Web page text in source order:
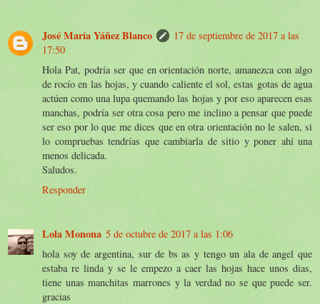
José María Yáñez Blanco
17 de septiembre de 2017 a las
17:50
Hola Pat, podría ser que en orientación norte, amanezca con algo
de rocío en las hojas, y cuando caliente el sol, estas gotas de agua
actúen como una lupa quemando las hojas y por eso aparecen esas
manchas, podría ser otra cosa pero me inclino a pensar que puede
ser eso por lo que me dices que en otra orientación no le salen, si
lo compruebas tendrías que cambiarla de sitio y poner ahí una
menos delicada.
Saludos.
Responder
Lola Monona 5 de octubre de 2017 a las 1:06
hola soy de argentina, sur de bs as y tengo un ala de angel que
estaba re linda y se le empezo a caer las hojas hace unos dias,
tiene unas manchitas marrones y la verdad no se que puede ser.
gracias